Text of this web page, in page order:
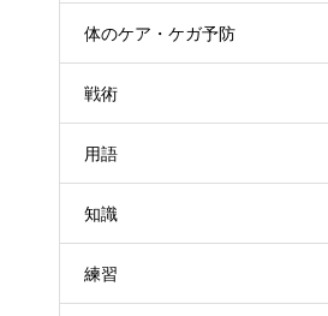
体のケア・ケガ予防
戦術
用語
知識
練習